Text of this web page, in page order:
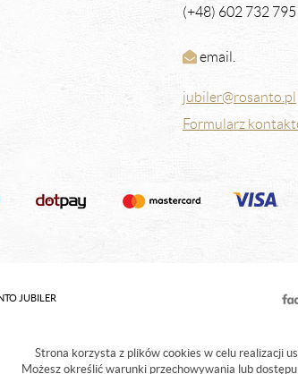
(+48) 602 732 795
email.
jubiler@rosanto.pl
Formularz
JUBILER
Strona korzysta z plików cookies w celu realizacji
Możesz określić warunki przechowywania lub